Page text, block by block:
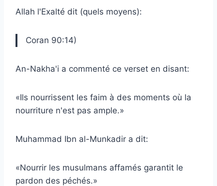
Allah l'Exalté dit (quels moyens):
Coran 90:14)
An-Nakha'i a commenté ce verset en disant:
«Ils nourrissent les faim à des moments où la
nourriture n'est pas ample.»
Muhammad Ibn al-Munkadir a dit:
«Nourrir les musulmans affamés garantit le
pardon des péchés.»